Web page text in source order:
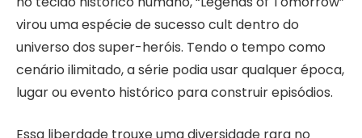
virou uma espécie de sucesso cult dentro do
universo dos super-heróis. Tendo o tempo como
cenário ilimitado, a série podia usar qualquer época,
lugar ou evento histórico para construir episódios.